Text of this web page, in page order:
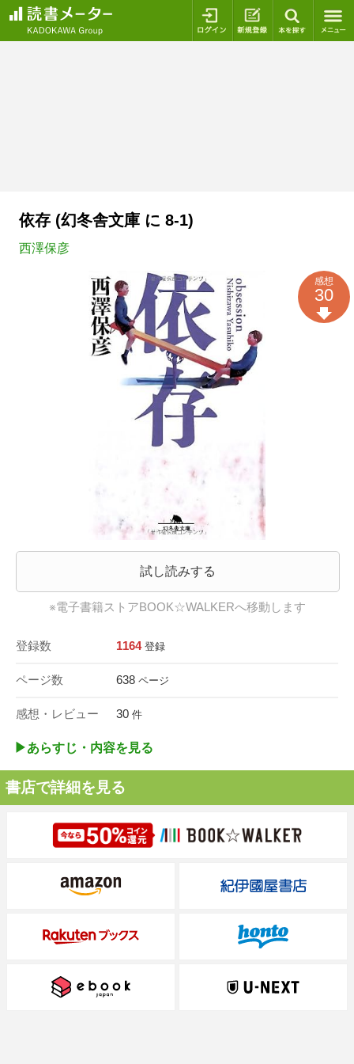
ログイン 新規登録
依存 (幻冬舎文庫 に 8-1)
西澤保彦
試し読みする
※電子書籍ストアBOOK☆WALKERへ移動します
登録数 1164 登録
ページ数 638 ページ
感想・レビュー 30 件
感想
30
▶︎あらすじ・内容を見る
書店で詳細を見る